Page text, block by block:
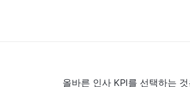
올바른 인사 KPI를 선택하는